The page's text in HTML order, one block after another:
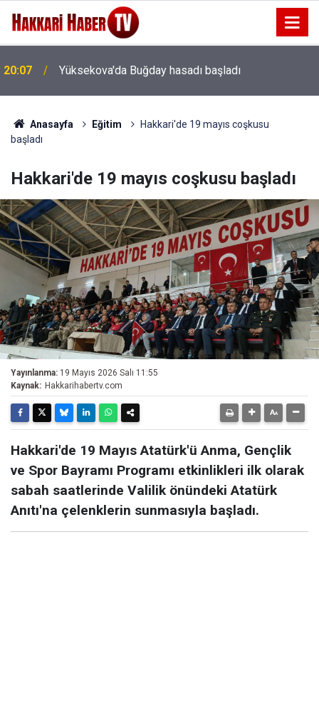
20:07 Yüksekova'da Buğday hasadı başladı
Anasayfa Eğitim
Hakkari'de 19 mayıs coşkusu
başladı
Hakkari'de 19 mayıs coşkusu başladı
Yayınlanma: 19 Mayıs 2026 Salı 11:55
Kaynak: Hakkarihabertv.com
Hakkari'de 19 Mayıs Atatürk'ü Anma, Gençlik
ve Spor Bayramı Programı etkinlikleri ilk olarak
sabah saatlerinde Valilik önündeki Atatürk
Anıtı'na çelenklerin sunmasıyla başladı.